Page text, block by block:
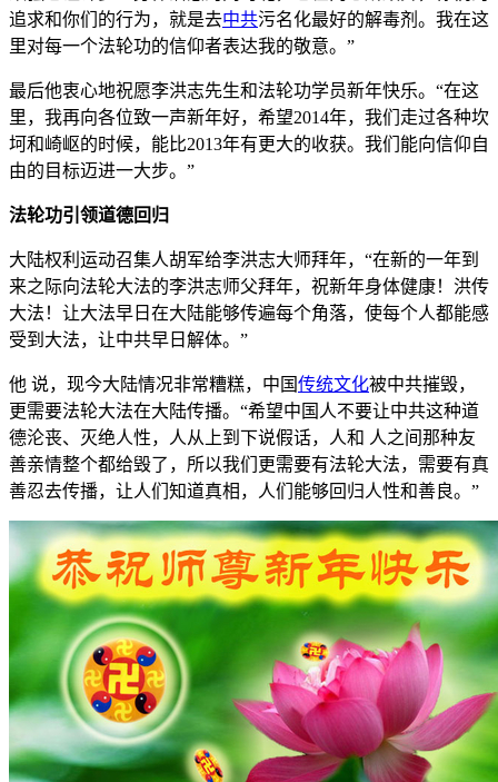
追求和你们的行为，就是去中共污名化最好的解毒剂。我在这
里对每一个法轮功的信仰者表达我的敬意。”
最后他衷心地祝愿李洪志先生和法轮功学员新年快乐。“在这
里，我再向各位致一声新年好，希望2014年，我们走过各种坎
坷和崎岖的时候，能比2013年有更大的收获。我们能向信仰自
由的目标迈进一大步。”
法轮功引领道德回归
大陆权利运动召集人胡军给李洪志大师拜年，“在新的一年到
来之际向法轮大法的李洪志师父拜年，祝新年身体健康！洪传
大法！让大法早日在大陆能够传遍每个角落，使每个人都能感
受到大法，让中共早日解体。”
他 说，现今大陆情况非常糟糕，中国传统文化被中共摧毁，
更需要法轮大法在大陆传播。“希望中国人不要让中共这种道
德沦丧、灭绝人性，人从上到下说假话，人和 人之间那种友
善亲情整个都给毁了，所以我们更需要有法轮大法，需要有真
善忍去传播，让人们知道真相，人们能够回归人性和善良。”